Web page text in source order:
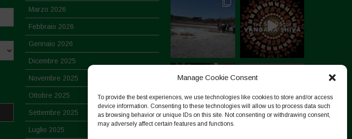
Manage Cookie Consent
To provide the best experiences, we use technologies like cookies to store and/or access
device information. Consenting to these technologies will allow us to process data such
as browsing behavior or unique IDs on this site. Not consenting or withdrawing consent,
may adversely affect certain features and functions.
Marzo 2026
Febbraio 2026
Gennaio 2026
Dicembre 2025
Novembre 2025
Ottobre 2025
Settembre 2025
Luglio 2025